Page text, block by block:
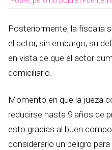
Posteriormente, la fiscalía
el actor, sin embargo, su
en vista de que el actor
domiciliario.
Momento en que la jueza
reducirse hasta 9 años de
esto gracias al buen
considerarlo un peligro